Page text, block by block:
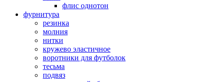
флис однотон
фурнитура
резинка
молния
нитки
кружево эластичное
воротники для футболок
тесьма
подвяз